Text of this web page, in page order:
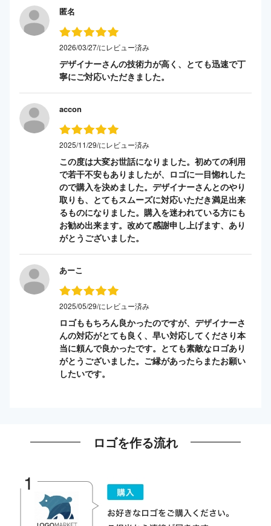
匿名
2026/03/27/にレビュー済み
デザイナーさんの技術力が高く、とても迅速で丁
寧にご対応いただきました。
accon
2025/11/29/にレビュー済み
この度は大変お世話になりました。初めての利用
で若干不安もありましたが、ロゴに一目惚れした
ので購入を決めました。デザイナーさんとのやり
取りも、とてもスムーズに対応いただき満足出来
るものになりました。購入を迷われている方にも
お勧め出来ます。改めて感謝申し上げます、あり
がとうございました。
あーこ
2025/05/29/にレビュー済み
ロゴももちろん良かったのですが、デザイナーさ
んの対応がとても良く、早い対応してくださり本
当に頼んで良かったです。とても素敵なロゴあり
がとうございました。ご縁があったらまたお願い
したいです。
ロゴを作る流れ